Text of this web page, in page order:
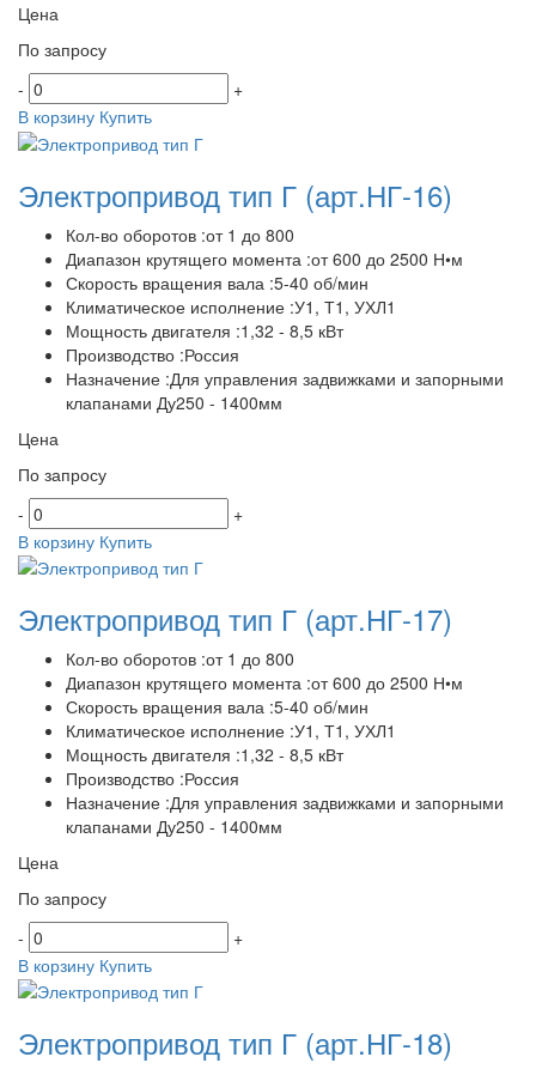
Цена
По запросу
-
+
В корзину Купить
Электропривод тип Г (арт.НГ-16)
Кол-во оборотов :от 1 до 800
Диапазон крутящего момента :от 600 до 2500 Н•м
Скорость вращения вала :5-40 об/мин
Климатическое исполнение :У1, Т1, УХЛ1
Мощность двигателя :1,32 - 8,5 кВт
Производство :Россия
Назначение :Для управления задвижками и запорными
клапанами Ду250 - 1400мм
Цена
По запросу
-
+
В корзину Купить
Электропривод тип Г (арт.НГ-17)
Кол-во оборотов :от 1 до 800
Диапазон крутящего момента :от 600 до 2500 Н•м
Скорость вращения вала :5-40 об/мин
Климатическое исполнение :У1, Т1, УХЛ1
Мощность двигателя :1,32 - 8,5 кВт
Производство :Россия
Назначение :Для управления задвижками и запорными
клапанами Ду250 - 1400мм
Цена
По запросу
-
+
В корзину Купить
Электропривод тип Г (арт.НГ-18)